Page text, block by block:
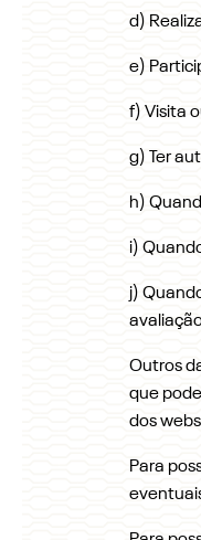
d)
e)
f) Visita
g) Ter
h)
i)
j)
Outros
que
dos
Para